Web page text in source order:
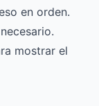
en orden.
mostrar el